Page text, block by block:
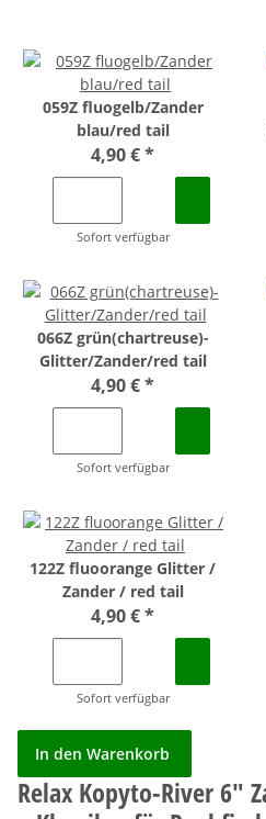
059Z fluogelb/Zander
blau/red tail
4,90 €*
Sofort verfügbar
066Z grün(chartreuse)-
Glitter/Zander/red tail
4,90 €*
Sofort verfügbar
122Z fluoorange Glitter /
Zander / red tail
4,90 €*
Sofort verfügbar
In den Warenkorb
Relax Kopyto-River 6"